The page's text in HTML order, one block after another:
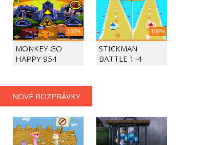
100%
MONKEY GO
HAPPY 954
100%
STICKMAN
BATTLE 1-4
NOVÉ ROZPRÁVKY